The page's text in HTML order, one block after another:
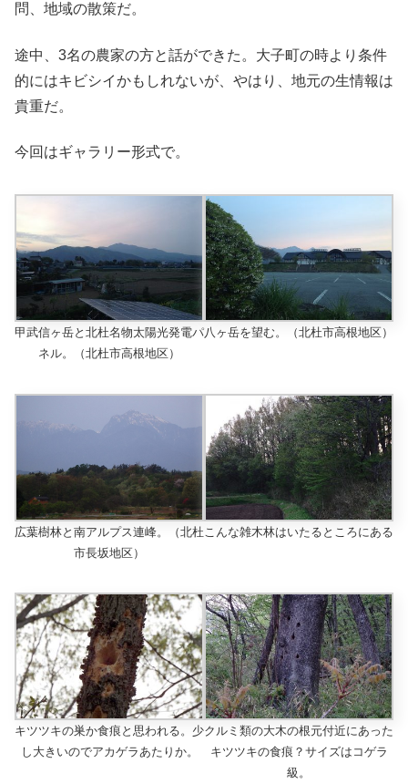
問、地域の散策だ。
途中、3名の農家の方と話ができた。大子町の時より条件
的にはキビシイかもしれないが、やはり、地元の生情報は
貴重だ。
今回はギャラリー形式で。
甲武信ヶ岳と北杜名物太陽光発電パ
ネル。（北杜市高根地区）
八ヶ岳を望む。（北杜市高根地区）
広葉樹林と南アルプス連峰。（北杜
市長坂地区）
こんな雑木林はいたるところにある
キツツキの巣か食痕と思われる。少
し大きいのでアカゲラあたりか。
クルミ類の大木の根元付近にあった
キツツキの食痕？サイズはコゲラ
級。